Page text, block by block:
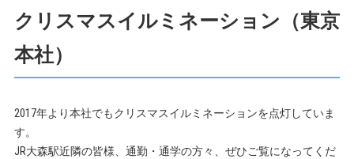
クリスマスイルミネーション（東京
本社）
2017年より本社でもクリスマスイルミネーションを点灯していま
す。
JR大森駅近隣の皆様、通勤・通学の方々、ぜひご覧になってくだ